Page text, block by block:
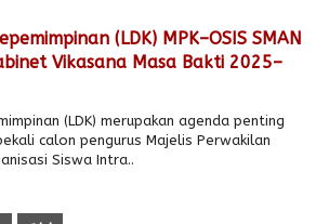
(LDK) MPK–OSIS SMAN
Vikasana Masa Bakti 2025–
(LDK) merupakan agenda penting
calon pengurus Majelis Perwakilan
Siswa Intra..